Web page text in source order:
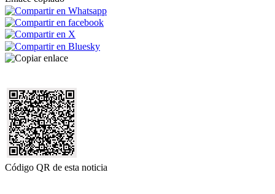
Código QR de esta noticia